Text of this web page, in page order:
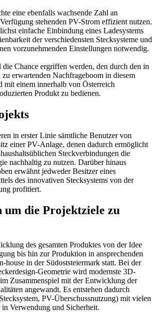
eine ebenfalls wachsende Zahl an
stehenden PV-Strom effizient nutzen.
einfache Einbindung eines Ladesystems
der verschiedensten Stecksysteme und
vorzunehmenden Einstellungen notwendig.
Chance ergriffen werden, den durch den in
zu erwartenden Nachfrageboom in diesem
mit einem innerhalb von Österreich
Produkt zu bedienen.
in erster Linie sämtliche Benutzer von
einer PV-Anlage, denen dadurch ermöglicht
Steckverbindungen die
nachhaltig zu nutzen. Darüber hinaus
erwähnt jedweder Besitzer eines
des innovativen Stecksystems von der
profitiert.
um die Projektziele zu
des gesamten Produktes von der Idee
bis hin zur Produktion in ansprechenden
house in der Südoststeiermark statt. Bei der
Geometrie wird modernste 3D-
Zusammenspiel mit der Entwicklung der
angewandt. Es entstehen dadurch
PV-Überschussnutzung) mit vielen
Verwendung und Sicherheit.